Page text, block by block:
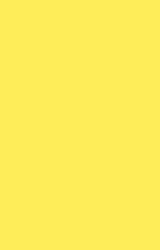
von € 7,00.
Veranstaltung